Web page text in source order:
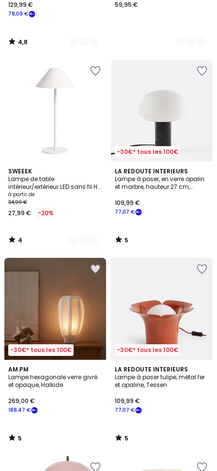
78,09 €
129,99 €
4,8
/
59,95 €
SWEEEK
Lampe de table
intérieur/extérieur LED sans fil H
32cm ADAM
à partir de
34,99 €
27,99 € -20%
4
/
5
4
Couleurs
4
/
-30€* tous les 100€
LA REDOUTE INTERIEURS
Lampe à poser, en verre opalin
et marbre, hauteur 27 cm,
77,07 €
109,99 €
5
/
5
5
/
-30€* tous les 100€
AM.PM
Lampe hexagonale verre givré
et opaque, Halkide
188,47 €
269,00 €
5
/
5
5
/
-30€* tous les 100€
LA REDOUTE INTERIEURS
Lampe à poser tulipe, métal fer
et opaline, Tessen
77,07 €
109,99 €
5
/
5
5
/